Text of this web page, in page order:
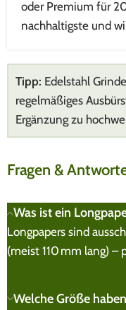
oder Premium für
nachhaltigste und
Tipp: Edelstahl
regelmäßiges
Ergänzung zu
Fragen &
Was ist ein
Longpapers sind
(meist 110 mm lang) –
Welche Größe